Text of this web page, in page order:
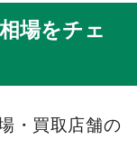
場をチェ
・買取店舗の